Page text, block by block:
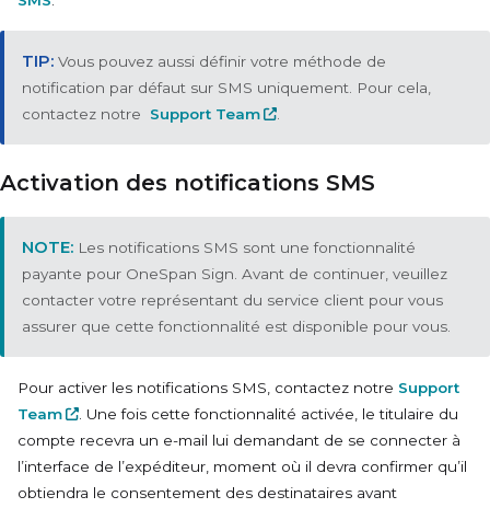
Vous pouvez aussi définir votre méthode de
notification par défaut sur SMS uniquement. Pour cela,
contactez notre Support Team
Activation des notifications SMS
Les notifications SMS sont une fonctionnalité
payante pour OneSpan Sign. Avant de continuer, veuillez
contacter votre représentant du service client pour vous
assurer que cette fonctionnalité est disponible pour vous.
Pour activer les notifications SMS, contactez notre Support
Team
. Une fois cette fonctionnalité activée, le titulaire du
compte recevra un e-mail lui demandant de se connecter à
l’interface de l’expéditeur, moment où il devra confirmer qu’il
obtiendra le consentement des destinataires avant